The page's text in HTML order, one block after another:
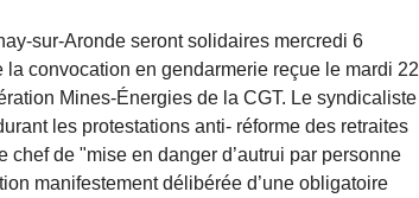
sur-Aronde seront solidaires mercredi 6
convocation en gendarmerie reçue le mardi 22
Mines-Énergies de la CGT. Le syndicaliste
les protestations anti- réforme des retraites
chef de "mise en danger d’autrui par personne
manifestement délibérée d’une obligatoire